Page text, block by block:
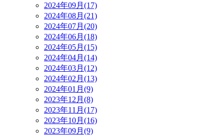
2024年09月(17)
2024年08月(21)
2024年07月(20)
2024年06月(18)
2024年05月(15)
2024年04月(14)
2024年03月(12)
2024年02月(13)
2024年01月(9)
2023年12月(8)
2023年11月(17)
2023年10月(16)
2023年09月(9)